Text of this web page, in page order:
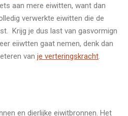
aan mere eiwitten, want dan
verwerkte eiwitten die de
Krijg je dus last van gasvormign
eiiwtten gaat nemen, denk dan
van je verteringskracht
en dierlijke eiwitbronnen. Het